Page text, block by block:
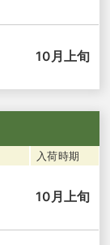
10月上旬
入荷時期
10月上旬